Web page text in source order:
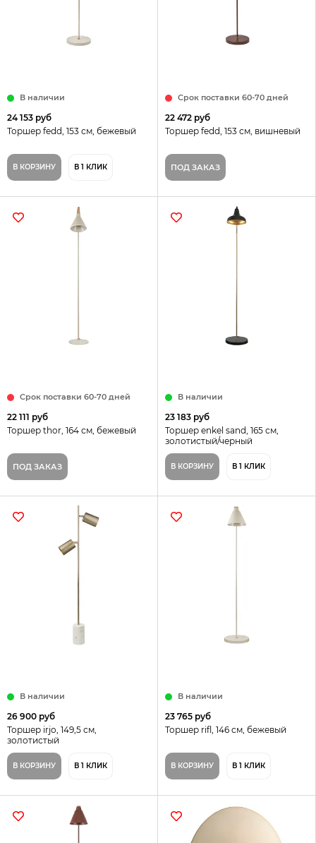
В наличии
24 153 руб
Торшер fedd, 153 см, бежевый
В КОРЗИНУ В 1 КЛИК
Срок поставки 60-70 дней
22 472 руб
Торшер fedd, 153 см, вишневый
ПОД ЗАКАЗ
Срок поставки 60-70 дней
22 111 руб
Торшер thor, 164 см, бежевый
ПОД ЗАКАЗ
В наличии
23 183 руб
Торшер enkel sand, 165 см,
золотистый/черный
В КОРЗИНУ В 1 КЛИК
В наличии
26 900 руб
Торшер irjo, 149,5 см,
золотистый
В КОРЗИНУ В 1 КЛИК
В наличии
23 765 руб
Торшер rifl, 146 см, бежевый
В КОРЗИНУ В 1 КЛИК